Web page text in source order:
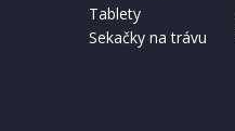
Tablety
Sekačky na trávu